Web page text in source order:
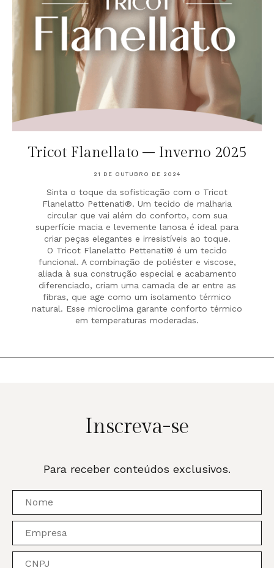
Tricot Flanellato – Inverno 2025
21 DE OUTUBRO DE 2024
Sinta o toque da sofisticação com o Tricot
Flanelatto Pettenati®. Um tecido de malharia
circular que vai além do conforto, com sua
superfície macia e levemente lanosa é ideal para
criar peças elegantes e irresistíveis ao toque.
O Tricot Flanelatto Pettenati® é um tecido
funcional. A combinação de poliéster e viscose,
aliada à sua construção especial e acabamento
diferenciado, criam uma camada de ar entre as
fibras, que age como um isolamento térmico
natural. Esse microclima garante conforto térmico
em temperaturas moderadas.
Inscreva-se
Para receber conteúdos exclusivos.